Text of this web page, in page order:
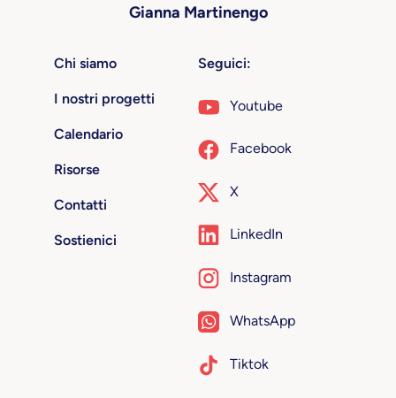
Gianna Martinengo
Chi siamo
I nostri progetti
Calendario
Risorse
Contatti
Sostienici
Seguici:
Youtube
Facebook
X
LinkedIn
Instagram
WhatsApp
Tiktok